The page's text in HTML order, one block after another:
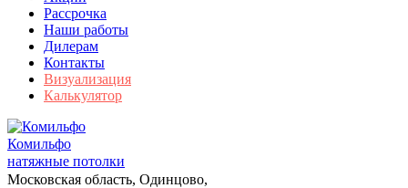
Рассрочка
Наши работы
Дилерам
Контакты
Визуализация
Калькулятор
Комильфо
натяжные потолки
Московская область, Одинцово,